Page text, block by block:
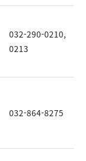
032-290-0210,
0213
032-864-8275